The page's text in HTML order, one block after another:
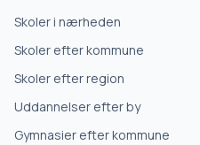
Erhvervsuddannelse
Videregående uddannelse
Skoler i nærheden
Skoler efter kommune
Skoler efter region
Uddannelser efter by
Gymnasier efter kommune